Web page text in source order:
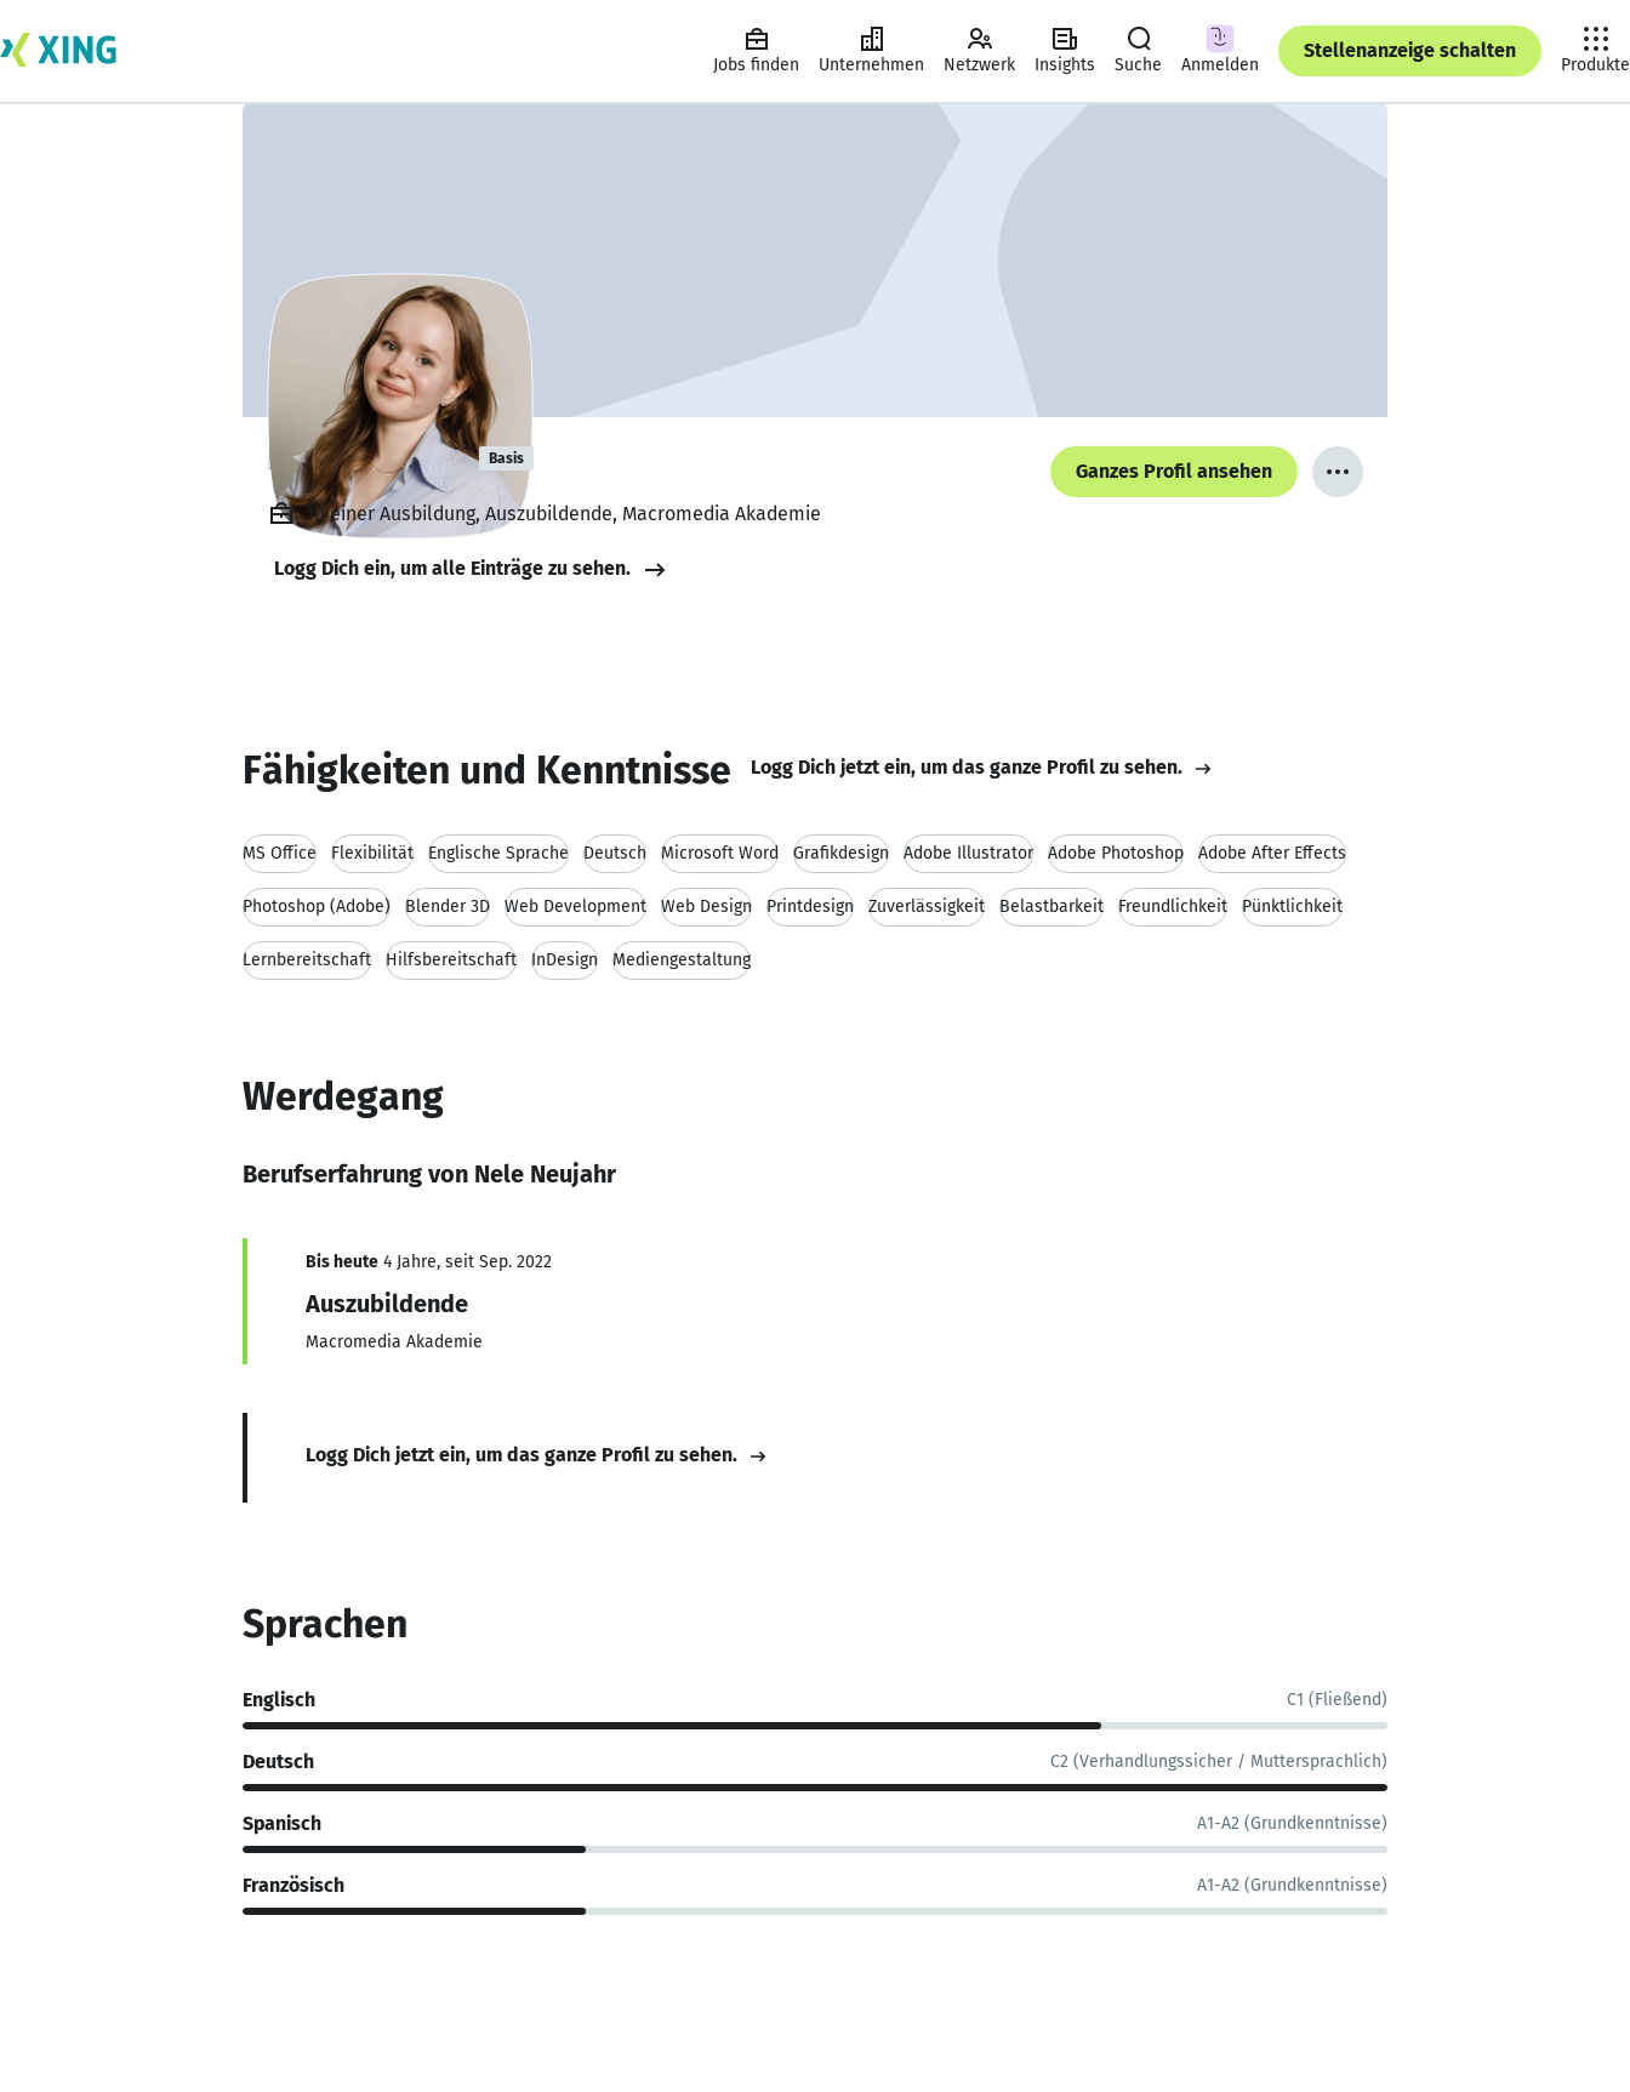
Jobs finden Unternehmen Netzwerk Insights Suche Anmelden
Stellenanzeige schalten
Produkte
Nele Neujahr Basis
Ganzes Profil ansehen
In einer Ausbildung, Auszubildende, Macromedia Akademie
Logg Dich ein, um alle Einträge zu sehen.
Fähigkeiten und Kenntnisse Logg Dich jetzt ein, um das ganze Profil zu sehen.
MS Office Flexibilität Englische Sprache Deutsch Microsoft Word Grafikdesign Adobe Illustrator Adobe Photoshop Adobe After Effects
Photoshop (Adobe) Blender 3D Web Development Web Design Printdesign Zuverlässigkeit Belastbarkeit Freundlichkeit Pünktlichkeit
Lernbereitschaft Hilfsbereitschaft InDesign Mediengestaltung
Werdegang
Berufserfahrung von Nele Neujahr
Bis heute 4 Jahre, seit Sep. 2022
Auszubildende
Macromedia Akademie
Logg Dich jetzt ein, um das ganze Profil zu sehen.
Sprachen
Englisch C1 (Fließend)
Deutsch C2 (Verhandlungssicher / Muttersprachlich)
Spanisch A1-A2 (Grundkenntnisse)
Französisch A1-A2 (Grundkenntnisse)